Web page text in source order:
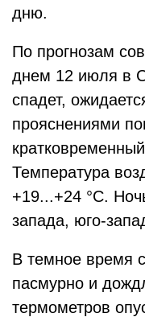
дню.
По прогнозам
днем 12 июля в
спадет,
прояснениями
Температура
+19...+24 °C.
запада, юго-
В темное время
пасмурно и
термометров